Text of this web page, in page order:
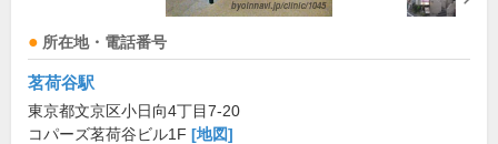
所在地・電話番号
茗荷谷駅
東京都文京区小日向4丁目7-20
コパーズ茗荷谷ビル1F [地図]